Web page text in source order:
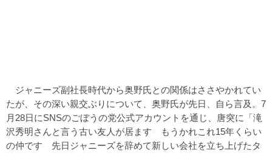
ジャニーズ副社長時代から奥野氏との関係はささやかれてい
たが、その深い親交ぶりについて、奥野氏が先日、自ら言及。7
月28日にSNSのごぼうの党公式アカウントを通じ、唐突に「滝
沢秀明さんと言う古い友人が居ます もうかれこれ15年くらい
の仲です 先日ジャニーズを辞めて新しい会社を立ち上げたタ